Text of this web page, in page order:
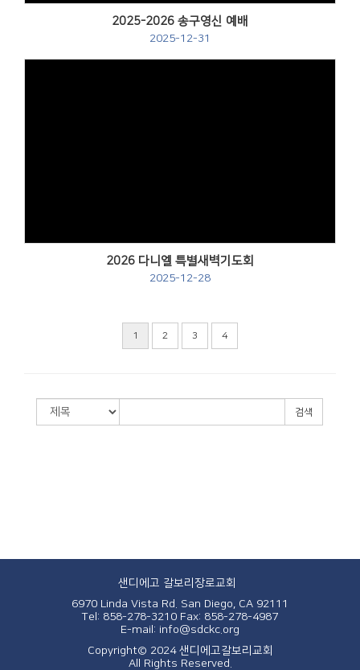
2025-2026 송구영신 예배
2025-12-31
2026 다니엘 특별새벽기도회
2025-12-28
1 2 3 4
검색
샌디에고 갈보리장로교회
6970 Linda Vista Rd. San Diego, CA 92111
Tel: 858-278-3210 Fax: 858-278-4987
E-mail: info@sdckc.org
Copyright© 2024 샌디에고갈보리교회
All Rights Reserved.